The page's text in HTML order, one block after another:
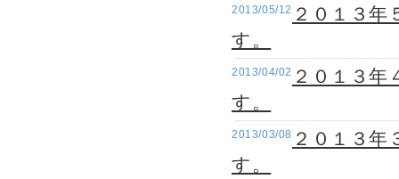
2013/05/12 ２０１３
す。
2013/04/02 ２０１３
す。
2013/03/08 ２０１３
す。